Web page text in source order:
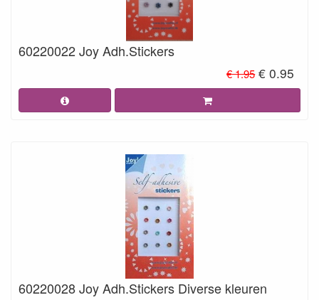
60220022 Joy Adh.Stickers
€ 1.95 € 0.95
60220028 Joy Adh.Stickers Diverse kleuren